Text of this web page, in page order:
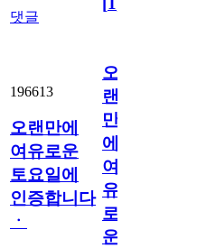
댓글
196613
오랜만에
여유로운
토요일에
인증합니다
ㆍ
오
랜
만
에
여
유
로
운